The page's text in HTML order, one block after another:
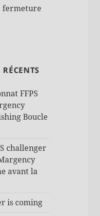
fermeture
FFPS
Boucle
challenger
avant la
is coming